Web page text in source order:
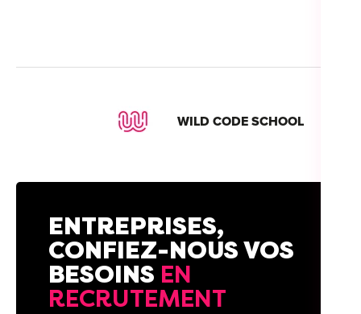
WILD CODE SCHOOL
ENTREPRISES,
CONFIEZ-NOUS VOS
BESOINS EN
RECRUTEMENT